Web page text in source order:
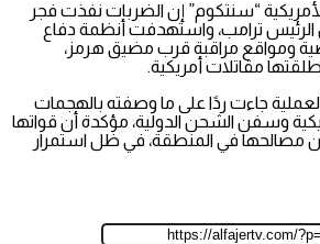
الأمريكية “سنتكوم” إن الضربات نفذت فجر
الرئيس ترامب، واستهدفت أنظمة دفاع
ومواقع مراقبة قرب مضيق هرمز،
مقاتلات أمريكية.
جاءت ردًا على ما وصفته بالهجمات
وسفن الشحن الدولية، مؤكدة أن قواتها
مصالحها في المنطقة، في ظل استمرار